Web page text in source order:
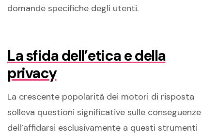
domande specifiche degli utenti.
La sfida dell’etica e della
privacy
La crescente popolarità dei motori di risposta
solleva questioni significative sulle conseguenze
dell’affidarsi esclusivamente a questi strumenti